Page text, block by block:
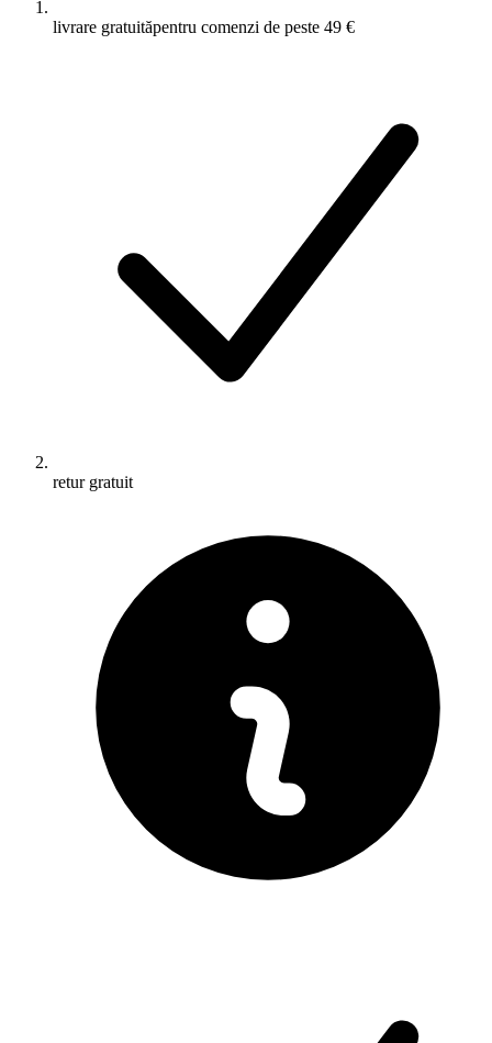
livrare gratuităpentru comenzi de peste 49 €
retur gratuit